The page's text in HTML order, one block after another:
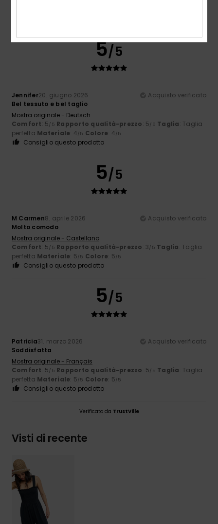
5/5
Jennifer20. giugno 2026
Acquisto verificato
Bel tessuto e bel taglio
Mostra originale - Deutsch
Comfort: 5/5 Rapporto qualità-prezzo: 5/5 Taglia: Taglia
perfetta Materiale: 4/5 Colore: 4/5
Consiglio questo prodotto
5/5
M Carmen8. aprile 2026
Acquisto verificato
Molto comodo
Mostra originale - Castellano
Comfort: 5/5 Rapporto qualità-prezzo: 3/5 Taglia: Taglia
perfetta Materiale: 5/5 Colore: 5/5
Consiglio questo prodotto
5/5
Patricia31. marzo 2026
Acquisto verificato
Soddisfatta
Mostra originale - Français
Comfort: 5/5 Rapporto qualità-prezzo: 5/5 Taglia: Taglia
perfetta Materiale: 5/5 Colore: 5/5
Consiglio questo prodotto
Verificato da TrustVille
Visti di recente